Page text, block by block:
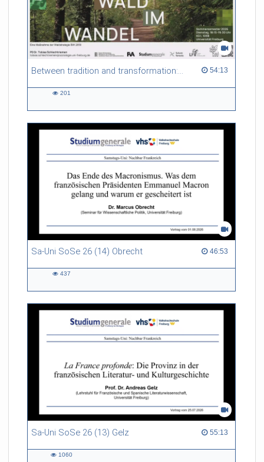
Between tradition and transformation: how owners, advisers and institutions co-create knowledge for resilient forests in Europe 54:13
54:13 duration
201
Sa-Uni SoSe 26 (14) Obrecht 46:53
46:53 duration
437
Sa-Uni SoSe 26 (13) Gelz 55:13
55:13 duration
1060